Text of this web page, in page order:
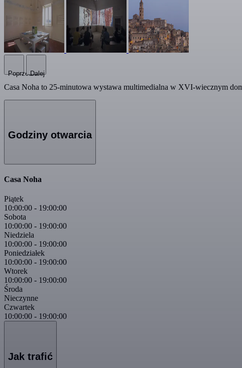
PoprzedniDalej
Casa Noha to 25-minutowa wystawa multimedialna w XVI-wiecznym
Godziny otwarcia
Casa Noha
Piątek
10:00:00 - 19:00:00
Sobota
10:00:00 - 19:00:00
Niedziela
10:00:00 - 19:00:00
Poniedziałek
10:00:00 - 19:00:00
Wtorek
10:00:00 - 19:00:00
Środa
Nieczynne
Czwartek
10:00:00 - 19:00:00
Jak trafić